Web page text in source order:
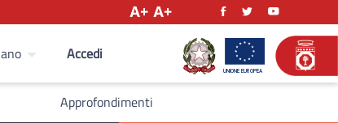
Accedi
Approfondimenti